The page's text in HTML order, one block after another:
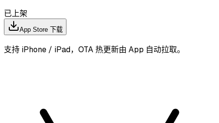
已上架
App Store 下载
支持 iPhone / iPad，OTA 热更新由 App 自动拉取。